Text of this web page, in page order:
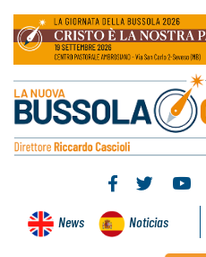
News Noticias